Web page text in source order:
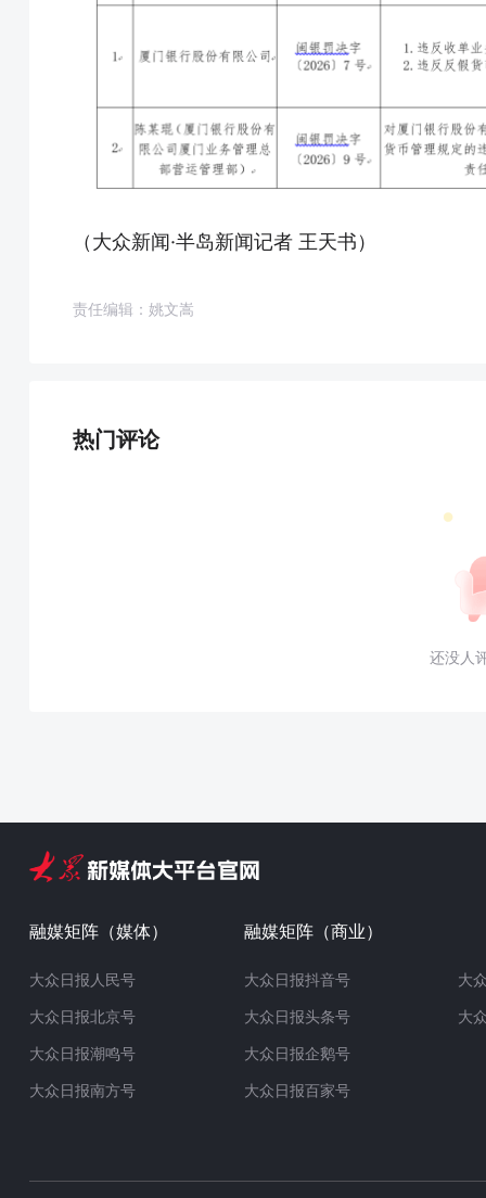
（大众新闻·半岛新闻记者 王天书）
责任编辑：姚文嵩
热门评论
还没人
融媒矩阵（媒体）
大众日报人民号
大众日报北京号
大众日报潮鸣号
大众日报南方号
融媒矩阵（商业）
大众日报抖音号
大众日报头条号
大众日报企鹅号
大众日报百家号
大
大